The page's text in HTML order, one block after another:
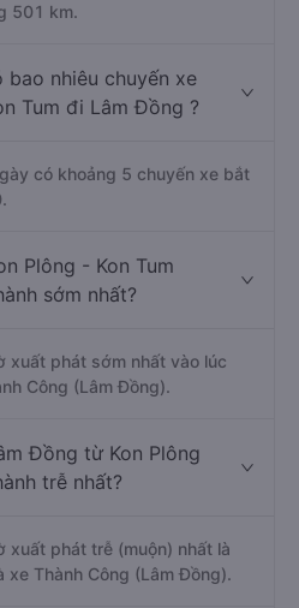
501 km.
bao nhiêu chuyến xe
Tum đi Lâm Đồng ?
có khoảng 5 chuyến xe bắt
Plông - Kon Tum
sớm nhất?
xuất phát sớm nhất vào lúc
Công (Lâm Đồng).
Đồng từ Kon Plông
trễ nhất?
xuất phát trễ (muộn) nhất là
xe Thành Công (Lâm Đồng).